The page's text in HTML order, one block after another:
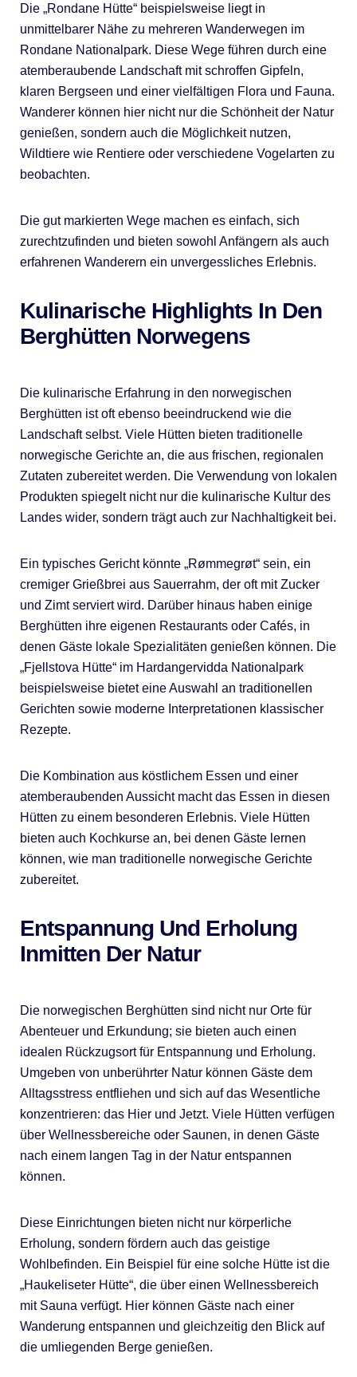
Die „Rondane Hütte“ beispielsweise liegt in
unmittelbarer Nähe zu mehreren Wanderwegen im
Rondane Nationalpark. Diese Wege führen durch eine
atemberaubende Landschaft mit schroffen Gipfeln,
klaren Bergseen und einer vielfältigen Flora und Fauna.
Wanderer können hier nicht nur die Schönheit der Natur
genießen, sondern auch die Möglichkeit nutzen,
Wildtiere wie Rentiere oder verschiedene Vogelarten zu
beobachten.
Die gut markierten Wege machen es einfach, sich
zurechtzufinden und bieten sowohl Anfängern als auch
erfahrenen Wanderern ein unvergessliches Erlebnis.
Kulinarische Highlights In Den
Berghütten Norwegens
Die kulinarische Erfahrung in den norwegischen
Berghütten ist oft ebenso beeindruckend wie die
Landschaft selbst. Viele Hütten bieten traditionelle
norwegische Gerichte an, die aus frischen, regionalen
Zutaten zubereitet werden. Die Verwendung von lokalen
Produkten spiegelt nicht nur die kulinarische Kultur des
Landes wider, sondern trägt auch zur Nachhaltigkeit bei.
Ein typisches Gericht könnte „Rømmegrøt“ sein, ein
cremiger Grießbrei aus Sauerrahm, der oft mit Zucker
und Zimt serviert wird. Darüber hinaus haben einige
Berghütten ihre eigenen Restaurants oder Cafés, in
denen Gäste lokale Spezialitäten genießen können. Die
„Fjellstova Hütte“ im Hardangervidda Nationalpark
beispielsweise bietet eine Auswahl an traditionellen
Gerichten sowie moderne Interpretationen klassischer
Rezepte.
Die Kombination aus köstlichem Essen und einer
atemberaubenden Aussicht macht das Essen in diesen
Hütten zu einem besonderen Erlebnis. Viele Hütten
bieten auch Kochkurse an, bei denen Gäste lernen
können, wie man traditionelle norwegische Gerichte
zubereitet.
Entspannung Und Erholung
Inmitten Der Natur
Die norwegischen Berghütten sind nicht nur Orte für
Abenteuer und Erkundung; sie bieten auch einen
idealen Rückzugsort für Entspannung und Erholung.
Umgeben von unberührter Natur können Gäste dem
Alltagsstress entfliehen und sich auf das Wesentliche
konzentrieren: das Hier und Jetzt. Viele Hütten verfügen
über Wellnessbereiche oder Saunen, in denen Gäste
nach einem langen Tag in der Natur entspannen
können.
Diese Einrichtungen bieten nicht nur körperliche
Erholung, sondern fördern auch das geistige
Wohlbefinden. Ein Beispiel für eine solche Hütte ist die
„Haukeliseter Hütte“, die über einen Wellnessbereich
mit Sauna verfügt. Hier können Gäste nach einer
Wanderung entspannen und gleichzeitig den Blick auf
die umliegenden Berge genießen.